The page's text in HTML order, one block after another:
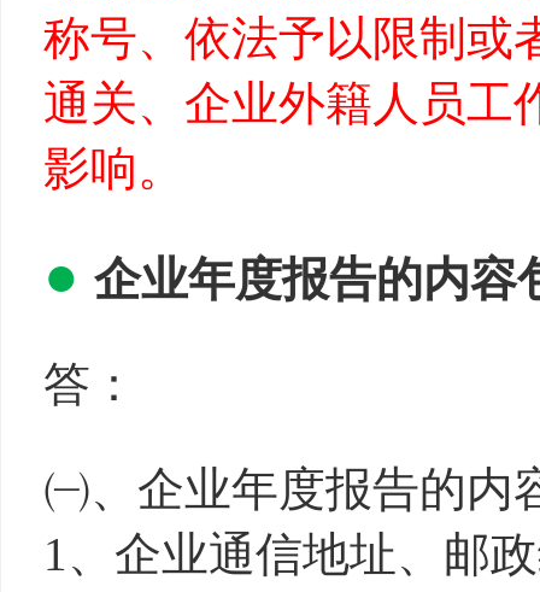
称号、依法予以限制或
通关、企业外籍人员工
影响。
● 企业年度报告的内容
答：
㈠、企业年度报告的内
1、企业通信地址、邮